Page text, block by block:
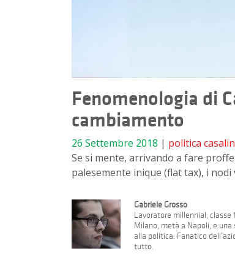
Fenomenologia di
cambiamento
26 Settembre 2018 | politica
Se si mente, arrivando a fare
palesemente inique (flat tax), i
Gabriele Grosso
Lavoratore millennial, classe
Milano, metà a Napoli, e
alla politica. Fanatico
tutto.